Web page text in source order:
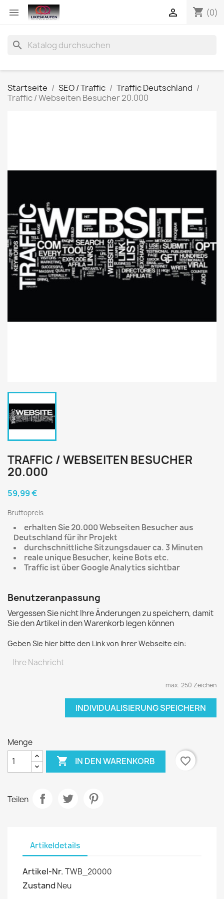
 shopping_cart (0)

search
Startseite SEO / Traffic
Traffic Deutschland
Traffic / Webseiten Besucher 20.000
TRAFFIC / WEBSEITEN BESUCHER
20.000
59,99 €
Bruttopreis
erhalten Sie 20.000 Webseiten Besucher aus
Deutschland für ihr Projekt
durchschnittliche Sitzungsdauer ca. 3 Minuten
reale unique Besucher, keine Bots etc.
Traffic ist über Google Analytics sichtbar
Benutzeranpassung
Vergessen Sie nicht Ihre Änderungen zu speichern, damit
Sie den Artikel in den Warenkorb legen können
Geben Sie hier bitte den Link von ihrer Webseite ein:
max. 250 Zeichen
INDIVIDUALISIERUNG SPEICHERN
Menge
 IN DEN WARENKORB favorite_border
Teilen
Artikeldetails
Artikel-Nr. TWB_20000
Zustand Neu